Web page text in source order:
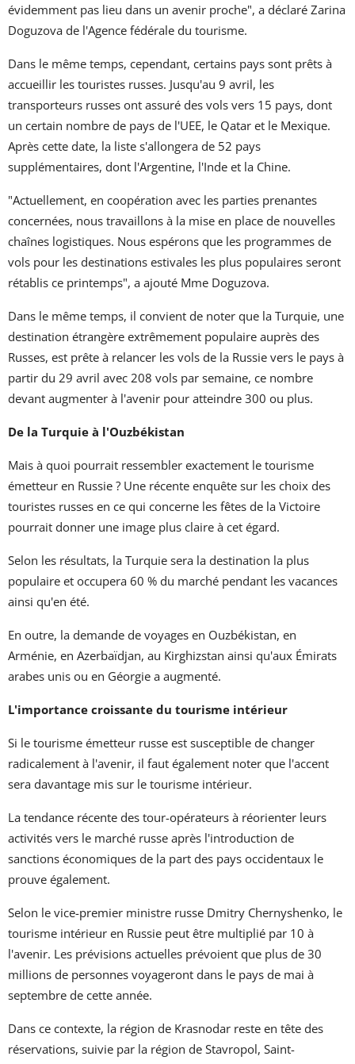
évidemment pas lieu dans un avenir proche", a déclaré Zarina
Doguzova de l'Agence fédérale du tourisme.
Dans le même temps, cependant, certains pays sont prêts à
accueillir les touristes russes. Jusqu'au 9 avril, les
transporteurs russes ont assuré des vols vers 15 pays, dont
un certain nombre de pays de l'UEE, le Qatar et le Mexique.
Après cette date, la liste s'allongera de 52 pays
supplémentaires, dont l'Argentine, l'Inde et la Chine.
"Actuellement, en coopération avec les parties prenantes
concernées, nous travaillons à la mise en place de nouvelles
chaînes logistiques. Nous espérons que les programmes de
vols pour les destinations estivales les plus populaires seront
rétablis ce printemps", a ajouté Mme Doguzova.
Dans le même temps, il convient de noter que la Turquie, une
destination étrangère extrêmement populaire auprès des
Russes, est prête à relancer les vols de la Russie vers le pays à
partir du 29 avril avec 208 vols par semaine, ce nombre
devant augmenter à l'avenir pour atteindre 300 ou plus.
De la Turquie à l'Ouzbékistan
Mais à quoi pourrait ressembler exactement le tourisme
émetteur en Russie ? Une récente enquête sur les choix des
touristes russes en ce qui concerne les fêtes de la Victoire
pourrait donner une image plus claire à cet égard.
Selon les résultats, la Turquie sera la destination la plus
populaire et occupera 60 % du marché pendant les vacances
ainsi qu'en été.
En outre, la demande de voyages en Ouzbékistan, en
Arménie, en Azerbaïdjan, au Kirghizstan ainsi qu'aux Émirats
arabes unis ou en Géorgie a augmenté.
L'importance croissante du tourisme intérieur
Si le tourisme émetteur russe est susceptible de changer
radicalement à l'avenir, il faut également noter que l'accent
sera davantage mis sur le tourisme intérieur.
La tendance récente des tour-opérateurs à réorienter leurs
activités vers le marché russe après l'introduction de
sanctions économiques de la part des pays occidentaux le
prouve également.
Selon le vice-premier ministre russe Dmitry Chernyshenko, le
tourisme intérieur en Russie peut être multiplié par 10 à
l'avenir. Les prévisions actuelles prévoient que plus de 30
millions de personnes voyageront dans le pays de mai à
septembre de cette année.
Dans ce contexte, la région de Krasnodar reste en tête des
réservations, suivie par la région de Stavropol, Saint-